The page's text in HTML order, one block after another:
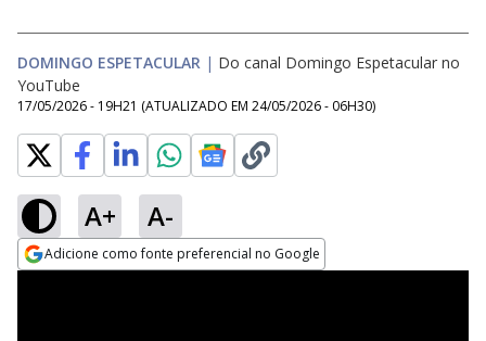
DOMINGO ESPETACULAR | Do canal Domingo Espetacular no
YouTube
17/05/2026 - 19H21 (ATUALIZADO EM 24/05/2026 - 06H30)
A+ A-
Adicione como fonte preferencial no Google